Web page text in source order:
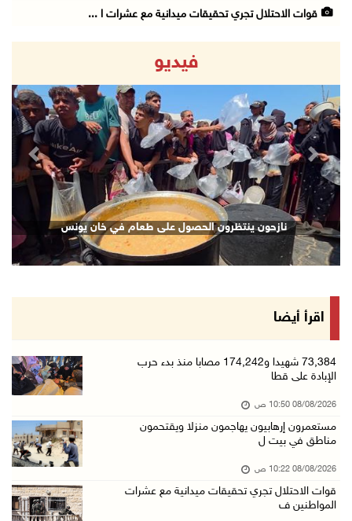
قوات الاحتلال تجري تحقيقات ميدانية مع عشرات ا ...
تقرير: خطاب الكراهية والتحريض يتصاعد في أوساط ...
08/آب/2026 10:10 ص
الاحتلال ينصب حاجزا عسكريا في نعلين غرب رام ا ...
08/آب/2026 09:38 ص
3 إصابات برصاص الاحتلال شمال خان يونس
08/آب/2026 09:09 ص
ارتفاع أسعار النفط
08/آب/2026 08:23 ص
أبرز عناوين الصحف الفلسطينية
حالة الطقس: ارتفاع طفيف وموجة حر شديدة اعتبار ...
تواصل انتهاكات الاحتلال والمستعمرين: إصابات و ...
08/آب/2026 12:01 ص
قوات الاحتلال تقتحم بيت فجار جنوب بيت لحم
07/آب/2026 11:49 م
قوات الاحتلال تقتحم بيت لحم
فيديو
نازحون ينتظرون الحصول على طعام في خان يونس
Next
اقرأ أيضا
73,384 شهيدا و174,242 مصابا منذ بدء حرب
الإبادة على قطا
08/08/2026 10:50 ص
مستعمرون إرهابيون يهاجمون منزلا ويقتحمون
مناطق في بيت ل
08/08/2026 10:22 ص
قوات الاحتلال تجري تحقيقات ميدانية مع عشرات
المواطنين ف